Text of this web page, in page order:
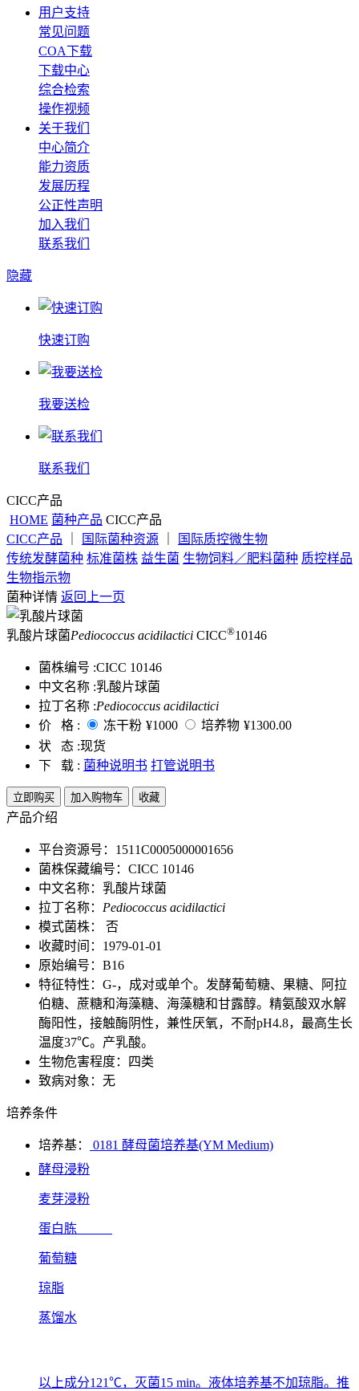
用户支持
常见问题
COA下载
下载中心
综合检索
操作视频
关于我们
中心简介
能力资质
发展历程
公正性声明
加入我们
联系我们
隐藏
快速订购
我要送检
联系我们
CICC产品
HOME 菌种产品 CICC产品
CICC产品
国际菌种资源
国际质控微生物
传统发酵菌种 标准菌株 益生菌 生物饲料／肥料菌种 质控样品
生物指示物
菌种详情 返回上一页
乳酸片球菌Pediococcus acidilactici CICC®10146
菌株编号 :CICC 10146
中文名称 :乳酸片球菌
拉丁名称 :Pediococcus acidilactici
价 格 :
冻干粉 ¥1000 培养物 ¥1300.00
状 态 :现货
下 载 : 菌种说明书 打管说明书
立即购买 加入购物车 收藏
产品介绍
平台资源号：1511C0005000001656
菌株保藏编号：CICC 10146
中文名称：乳酸片球菌
拉丁名称： Pediococcus acidilactici
模式菌株： 否
收藏时间：1979-01-01
原始编号：B16
特征特性：G-，成对或单个。发酵葡萄糖、果糖、阿拉
伯糖、蔗糖和海藻糖、海藻糖和甘露醇。精氨酸双水解
酶阳性，接触酶阴性，兼性厌氧，不耐pH4.8，最高生长
温度37℃。产乳酸。
生物危害程度：四类
致病对象：无
培养条件
培养基：
0181 酵母菌培养基(YM Medium)
酵母浸粉
麦芽浸粉
蛋白胨
葡萄糖
琼脂
蒸馏水
以上成分121℃，灭菌15 min。液体培养基不加琼脂。推